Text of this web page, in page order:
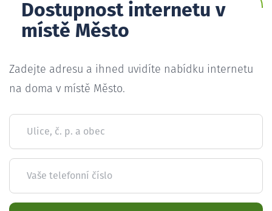
Dostupnost internetu v
místě Město
Zadejte adresu a ihned uvidíte nabídku internetu
na doma v místě Město.
Ulice, č. p. a obec
Vaše telefonní číslo